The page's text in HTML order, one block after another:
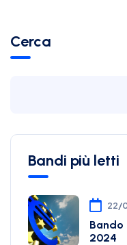
Cerca
Bandi più letti
22/
Bando
2024